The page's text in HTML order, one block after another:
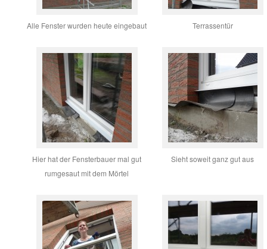
Alle Fenster wurden heute eingebaut Terrassentür
Hier hat der Fensterbauer mal gut
rumgesaut mit dem Mörtel
Sieht soweit ganz gut aus